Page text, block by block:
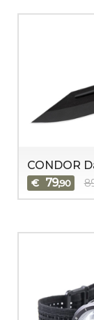
CONDOR
€ 79,90